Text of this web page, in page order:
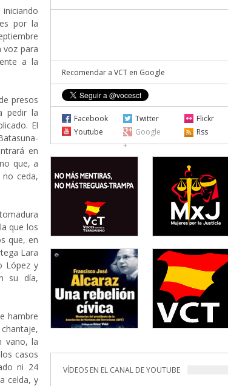
por la
voz para
a la
presos
pedir la
El
en
que, a
ceda,
que los
que, en
Lara
López y
su día,
hambre
vano, la
casos
ni 24
celda, y
Recomendar a VCT en Google
Facebook Twitter
Flickr
Youtube
Google
+
Rss
VÍDEOS EN EL CANAL DE YOUTUBE